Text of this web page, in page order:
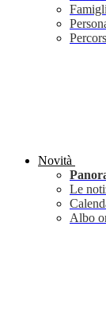
Novità
Le
Albo